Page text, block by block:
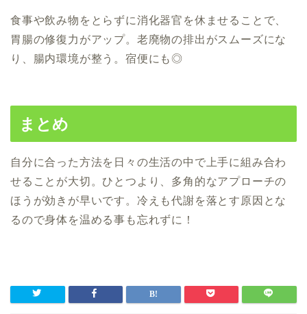
食事や飲み物をとらずに消化器官を休ませることで、
胃腸の修復力がアップ。老廃物の排出がスムーズにな
り、腸内環境が整う。宿便にも◎
まとめ
自分に合った方法を日々の生活の中で 上手に組み合わ
せることが大切。ひとつより、 多角的なアプローチの
ほうが効きが早いです。 冷えも代謝を落とす原因とな
るので身体を温める事も忘れずに！